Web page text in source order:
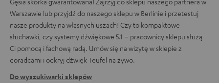
Warszawie lub przyjdź do naszego sklepu w Berlinie i przetestuj
nasze produkty na własnych uszach! Czy to kompaktowe
słuchawki, czy systemy dźwiękowe 5.1 – pracownicy sklepu służą
Ci pomocą i fachową radą. Umów się na wizytę w sklepie z
doradcami i odkryj dźwięk Teufel na żywo.
Do wyszukiwarki sklepów